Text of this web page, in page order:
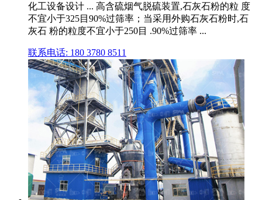
化工设备设计 ... 高含硫烟气脱硫装置,石灰石粉的粒 度
不宜小于325目90%过筛率；当采用外购石灰石粉时,石
灰石 粉的粒度不宜小于250目 .90%过筛率 ...
联系电话: 180 3780 8511